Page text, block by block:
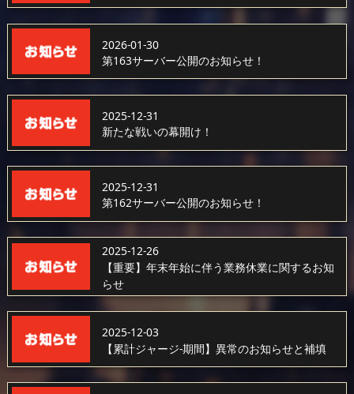
2026-01-30
第163サーバー公開のお知らせ！
2025-12-31
新たな戦いの幕開け！
2025-12-31
第162サーバー公開のお知らせ！
2025-12-26
【重要】年末年始に伴う業務休業に関するお知
らせ
2025-12-03
【累計ジャージ-期間】異常のお知らせと補填